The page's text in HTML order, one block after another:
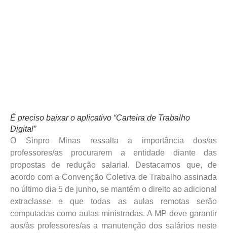
É preciso baixar o aplicativo “Carteira de Trabalho
Digital”
O Sinpro Minas ressalta a importância dos/as
professores/as procurarem a entidade diante das
propostas de redução salarial. Destacamos que, de
acordo com a Convenção Coletiva de Trabalho assinada
no último dia 5 de junho, se mantém o direito ao adicional
extraclasse e que todas as aulas remotas serão
computadas como aulas ministradas. A MP deve garantir
aos/às professores/as a manutenção dos salários neste